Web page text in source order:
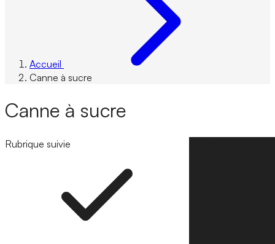
Accueil
Canne à sucre
Canne à sucre
Rubrique suivie